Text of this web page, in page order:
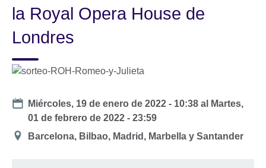
la Royal Opera House de
Londres
Date
Miércoles, 19 de enero de 2022 - 10:38 al
Martes,
01 de febrero de 2022 - 23:59
Ubicación
Barcelona, Bilbao, Madrid, Marbella y Santander